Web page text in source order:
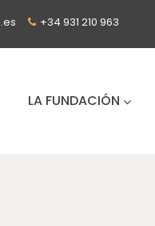
+34 931 210 963
LA FUNDACIÓN